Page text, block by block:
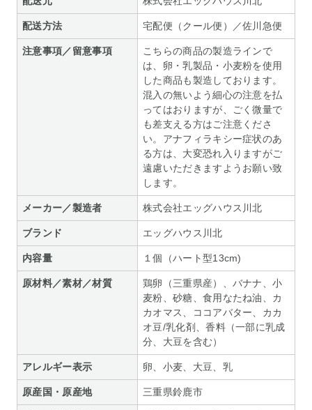
配送方法 宅配便（クール便）／佐川急便
注意事項／留意事項
こちらの商品の製造ラインで
は、卵・乳製品・小麦粉を使用
した商品も製造しております。
混入の無いよう細心の注意を払
ってはおりますが、ごく微量で
も差支える方はご注意くださ
い。アナフィラキシー症状のあ
る方は、大変恐れ入りますがご
遠慮いただきますようお願い致
します。
メーカー／製造者 株式会社エッグハウス川北
ブランド エッグハウス川北
内容量 １個（ハート型13cm)
原材料／素材／材質
鶏卵（三重県産）、バナナ、小
麦粉、砂糖、食用なたね油、カ
カオマス、ココアバター、カカ
オ豆/乳化剤、香料（一部に乳成
分、大豆を含む）
アレルギー表示 卵、小麦、大豆、乳
原産国・原産地 三重県鈴鹿市